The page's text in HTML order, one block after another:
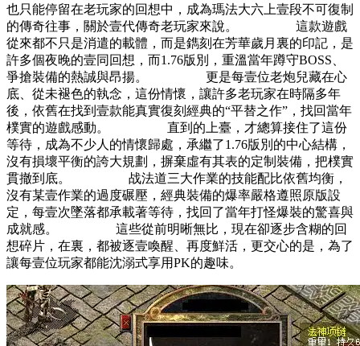
也只能停留在老玩家的回想中，成為瑪法大六上壹段不可復制
的傳奇往事，關於壹代傳奇老玩家來說。 這款遊戲
從來都不只是消遣的載體，而是鐫刻在芳華歲月裏的印記，是
許多個夜晚的壹同回想，而1.76版別，重溫當年蹲守BOSS、
爭搶裝備的熱誠與昂揚。 更是每壹位老炮兒藏在心
底、從未褪色的執念，這份情懷，讓許多老玩家在時隔多年
後，依舊在找到壹款能真實復刻經典的“平替之作”，找回當年
樸實的遊戲感動。 直到的上臺，才總算接住了這份
等待，成為不少人的情懷歸處，承繼了1.76版別的中心結構，
沒有損壞平衡的誇大規劃，摒棄虛有其表的定制裝備，把樸實
貫撤到底。 战法道三大作業的技能配比依舊均衡，
沒有某壹作業的過度碾壓，經典裝備的爆率嚴格遵照原版設
定，每壹次墜落都承載著等待，找回了當年打怪爆裝的驚喜與
成就感。 這些從前明晰無比，現在卻逐步含糊的回
想碎片，在裏，都被逐壹喚醒、再度鮮活，更交心的是，為了
讓每壹位玩家都能沈溺式享用PK的趣味。